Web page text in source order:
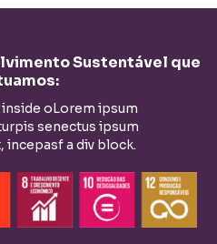
Sustentável que
oLorem ipsum
senectus ipsum
incepasf a div block.